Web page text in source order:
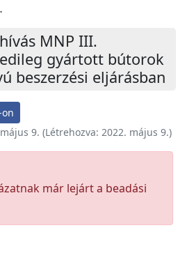
MNP III.
gyártott bútorok
beszerzési eljárásban
9. (Létrehozva: 2022. május 9.)
már lejárt a beadási